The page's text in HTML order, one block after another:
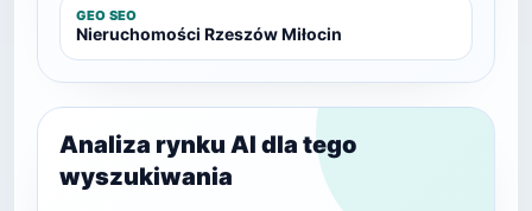
GEO SEO
Nieruchomości Rzeszów Miłocin
Analiza rynku AI dla tego
wyszukiwania